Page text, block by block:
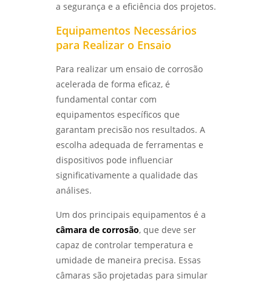
ENSAIO DE CORROSÃO INTERGRANULAR EM
LABMETAL
AUMENTAR A EFICIÊNCIA E CONFORMIDADE -
LABMETAL
REALIZAR E INTERPRETAR RESULTADOS COM
PRECISÃO - LABMETAL
ANÁLISE DE FALHAS EM EQUIPAMENTOS DE
PROCESSO PARA AUMENTAR A EFICIÊNCIA E
REDUZIR CUSTOS - LABMETAL
PAULO: ENTENDA COMO FUNCIONA -
LABMETAL
COMO É REALIZADO O ENSAIO DE CORROSÃO
POR PITE EM SP - LABMETAL
a segurança e a eficiência dos projetos.
Equipamentos Necessários
para Realizar o Ensaio
Para realizar um ensaio de corrosão
acelerada de forma eficaz, é
fundamental contar com
equipamentos específicos que
garantam precisão nos resultados. A
escolha adequada de ferramentas e
dispositivos pode influenciar
significativamente a qualidade das
análises.
Um dos principais equipamentos é a
câmara de corrosão, que deve ser
capaz de controlar temperatura e
umidade de maneira precisa. Essas
câmaras são projetadas para simular